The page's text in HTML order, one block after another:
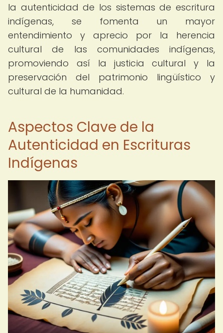
la autenticidad de los sistemas de escritura
indígenas, se fomenta un mayor
entendimiento y aprecio por la herencia
cultural de las comunidades indígenas,
promoviendo así la justicia cultural y la
preservación del patrimonio lingüístico y
cultural de la humanidad.
Aspectos Clave de la
Autenticidad en Escrituras
Indígenas